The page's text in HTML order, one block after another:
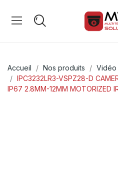
Accueil Nos produits Vidéo
IPC3232LR3-VSPZ28-D
IP67 2.8MM-12MM MOTORIZED